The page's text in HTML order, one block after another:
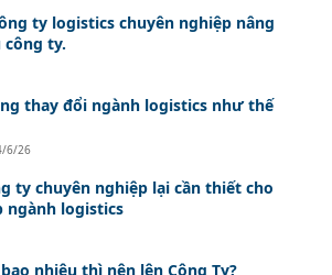
ty logistics chuyên nghiệp nâng
ty.
thay đổi ngành logistics như thế
6/26
ty chuyên nghiệp lại cần thiết cho
ngành logistics
nhiêu thì nên lên Công Ty?